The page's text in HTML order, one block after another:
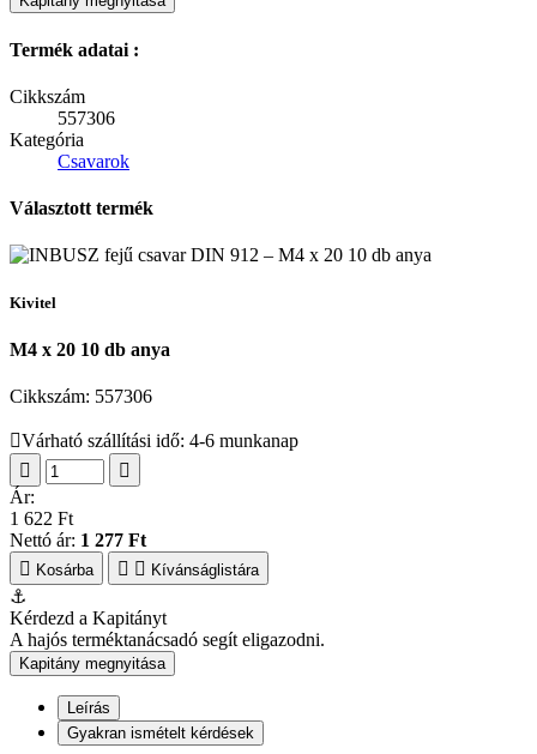
Termék adatai :
Cikkszám
557306
Kategória
Csavarok
Választott termék
Kivitel
M4 x 20 10 db anya
Cikkszám: 557306
Várható szállítási idő: 4-6 munkanap
Ár:
1 622 Ft
Nettó ár: 1 277 Ft
Kosárba Kívánságlistára
⚓
Kérdezd a Kapitányt
A hajós terméktanácsadó segít eligazodni.
Kapitány megnyitása
Leírás
Gyakran ismételt kérdések